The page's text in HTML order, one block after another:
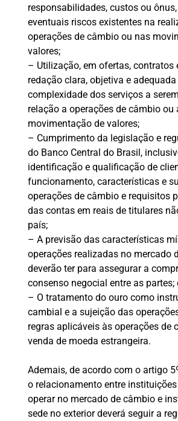
responsabilidades, custos ou
eventuais riscos existentes na
operações de câmbio ou nas
valores;
– Utilização, em ofertas, contratos
redação clara, objetiva e
complexidade dos serviços a
relação a operações de câmbio ou
movimentação de valores;
– Cumprimento da legislação e
do Banco Central do Brasil,
identificação e qualificação de
funcionamento, características e
operações de câmbio e requisitos
das contas em reais de titulares
país;
– A previsão das características
operações realizadas no mercado
deverão ter para assegurar a
consenso negocial entre as partes;
– O tratamento do ouro como
cambial e a sujeição das
regras aplicáveis às operações de
venda de moeda estrangeira.
Ademais, de acordo com o artigo
o relacionamento entre
operar no mercado de câmbio e
sede no exterior deverá seguir a